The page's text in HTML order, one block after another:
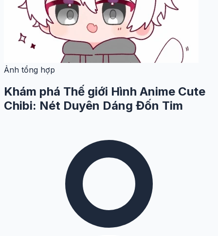
Ảnh tổng hợp
Khám phá Thế giới Hình Anime Cute
Chibi: Nét Duyên Dáng Đốn Tim